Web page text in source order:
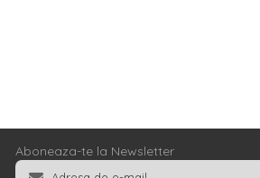
Aboneaza-te la Newsletter